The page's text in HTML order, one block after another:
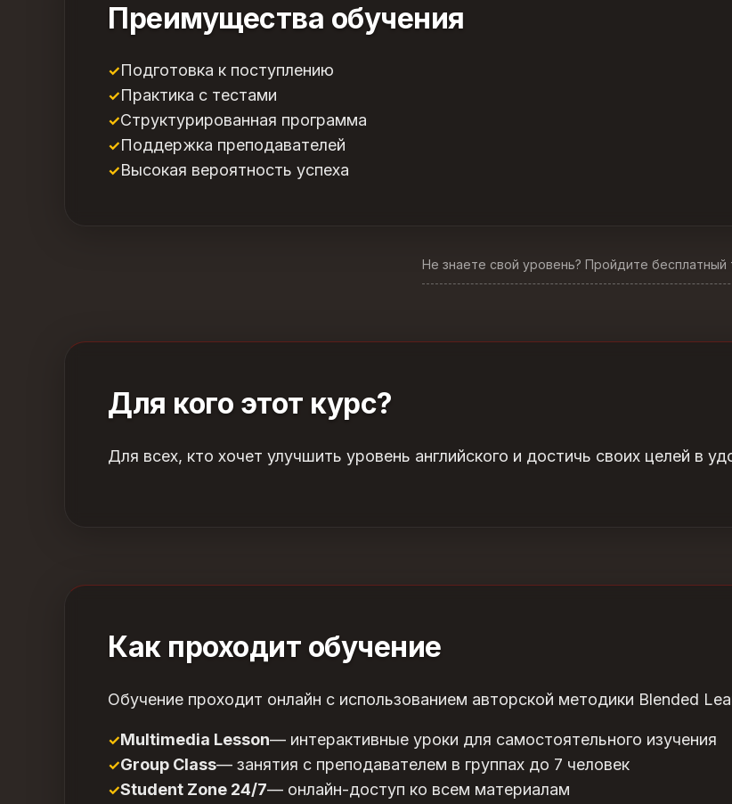
Преимущества обучения
Подготовка к поступлению
Практика с тестами
Структурированная программа
Поддержка преподавателей
Высокая вероятность успеха
Не знаете свой уровень? Пройдите бесплатный
Для кого этот курс?
Для всех, кто хочет улучшить уровень английского и достичь своих целей в
Как проходит обучение
Обучение проходит онлайн с использованием авторской методики Blended
Multimedia Lesson— интерактивные уроки для самостоятельного изучения
Group Class— занятия с преподавателем в группах до 7 человек
Student Zone 24/7— онлайн-доступ ко всем материалам